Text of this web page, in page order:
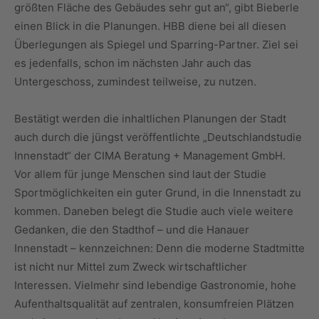
größten Fläche des Gebäudes sehr gut an“, gibt Bieberle
einen Blick in die Planungen. HBB diene bei all diesen
Überlegungen als Spiegel und Sparring-Partner. Ziel sei
es jedenfalls, schon im nächsten Jahr auch das
Untergeschoss, zumindest teilweise, zu nutzen.
Bestätigt werden die inhaltlichen Planungen der Stadt
auch durch die jüngst veröffentlichte „Deutschlandstudie
Innenstadt“ der CIMA Beratung + Management GmbH.
Vor allem für junge Menschen sind laut der Studie
Sportmöglichkeiten ein guter Grund, in die Innenstadt zu
kommen. Daneben belegt die Studie auch viele weitere
Gedanken, die den Stadthof – und die Hanauer
Innenstadt – kennzeichnen: Denn die moderne Stadtmitte
ist nicht nur Mittel zum Zweck wirtschaftlicher
Interessen. Vielmehr sind lebendige Gastronomie, hohe
Aufenthaltsqualität auf zentralen, konsumfreien Plätzen